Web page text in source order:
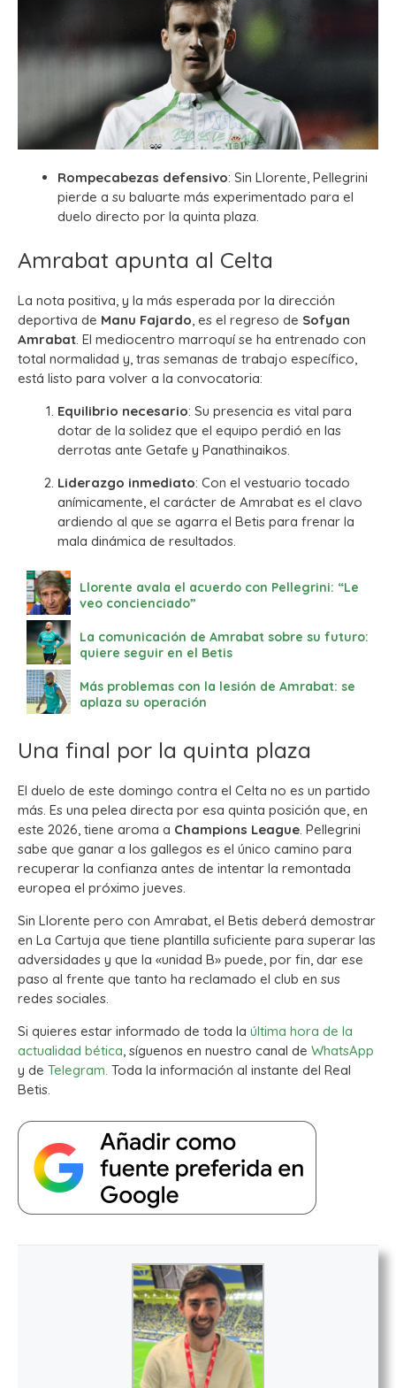
Rompecabezas defensivo: Sin Llorente, Pellegrini
pierde a su baluarte más experimentado para el
duelo directo por la quinta plaza.
Amrabat apunta al Celta
La nota positiva, y la más esperada por la dirección
deportiva de Manu Fajardo, es el regreso de Sofyan
Amrabat. El mediocentro marroquí se ha entrenado con
total normalidad y, tras semanas de trabajo específico,
está listo para volver a la convocatoria:
Equilibrio necesario: Su presencia es vital para
dotar de la solidez que el equipo perdió en las
derrotas ante Getafe y Panathinaikos.
Liderazgo inmediato: Con el vestuario tocado
anímicamente, el carácter de Amrabat es el clavo
ardiendo al que se agarra el Betis para frenar la
mala dinámica de resultados.
Llorente avala el acuerdo con Pellegrini: “Le
veo concienciado”
La comunicación de Amrabat sobre su futuro:
quiere seguir en el Betis
Más problemas con la lesión de Amrabat: se
aplaza su operación
Una final por la quinta plaza
El duelo de este domingo contra el Celta no es un partido
más. Es una pelea directa por esa quinta posición que, en
este 2026, tiene aroma a Champions League. Pellegrini
sabe que ganar a los gallegos es el único camino para
recuperar la confianza antes de intentar la remontada
europea el próximo jueves.
Sin Llorente pero con Amrabat, el Betis deberá demostrar
en La Cartuja que tiene plantilla suficiente para superar las
adversidades y que la «unidad B» puede, por fin, dar ese
paso al frente que tanto ha reclamado el club en sus
redes sociales.
Si quieres estar informado de toda la última hora de la
actualidad bética, síguenos en nuestro canal de WhatsApp
y de Telegram. Toda la información al instante del Real
Betis.